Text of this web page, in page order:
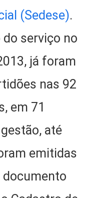
(Sedese).
do serviço no
já foram
nas 92
em 71
até
emitidas
documento